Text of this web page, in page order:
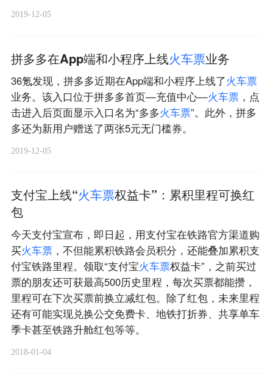
2019-12-05
拼多多在App端和小程序上线火车票业务
36氪发现，拼多多近期在App端和小程序上线了火车票
业务。该入口位于拼多多首页—充值中心—火车票，点
击进入后页面显示入口名为“多多火车票”。此外，拼多
多还为新用户赠送了两张5元无门槛券。
2019-12-05
支付宝上线“火车票权益卡”：累积里程可换红
包
今天支付宝宣布，即日起，用支付宝在铁路官方渠道购
买火车票，不但能累积铁路会员积分，还能叠加累积支
付宝铁路里程。领取“支付宝火车票权益卡”，之前买过
票的朋友还可获最高500历史里程，每次买票都能攒，
里程可在下次买票前换立减红包。除了红包，未来里程
还有可能实现兑换公交免费卡、地铁打折券、共享单车
季卡甚至铁路升舱红包等等。 ​​​​
2018-01-04